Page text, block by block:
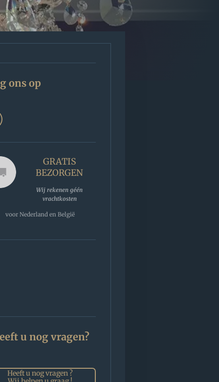
ons op
GRATIS
BEZORGEN
Wij rekenen géén
vrachtkosten
voor Nederland en België
u nog vragen?
Heeft u nog vragen ?